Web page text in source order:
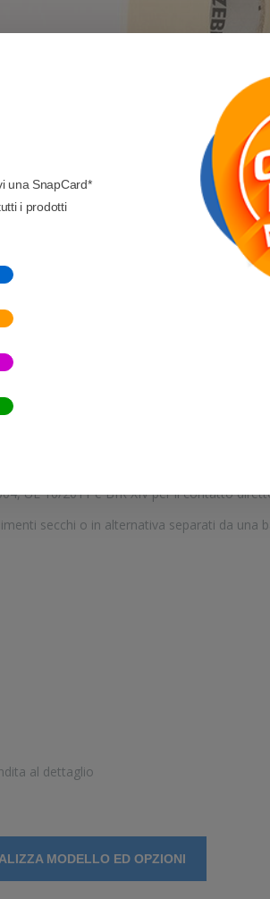
una SnapCard*
i prodotti
- raccomandato per produrre codici a
non grassi
UE 10/2011 e BfR XIV per il contatto
secchi o in alternativa separati da una
al dettaglio
MODELLO ED OPZIONI